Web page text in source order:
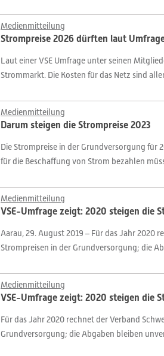
Medienmitteilung
Strompreise 2026 dürften laut
Laut einer VSE Umfrage unter seinen
Strommarkt. Die Kosten für das Netz sind
Medienmitteilung
Darum steigen die Strompreise 2023
Die Strompreise in der Grundversorgung für
für die Beschaffung von Strom bezahlen
Medienmitteilung
VSE-Umfrage zeigt: 2020 steigen die
Aarau, 29. August 2019 – Für das Jahr 2020
Strompreisen in der Grundversorgung; die
Medienmitteilung
VSE-Umfrage zeigt: 2020 steigen die
Für das Jahr 2020 rechnet der Verband
Grundversorgung; die Abgaben bleiben